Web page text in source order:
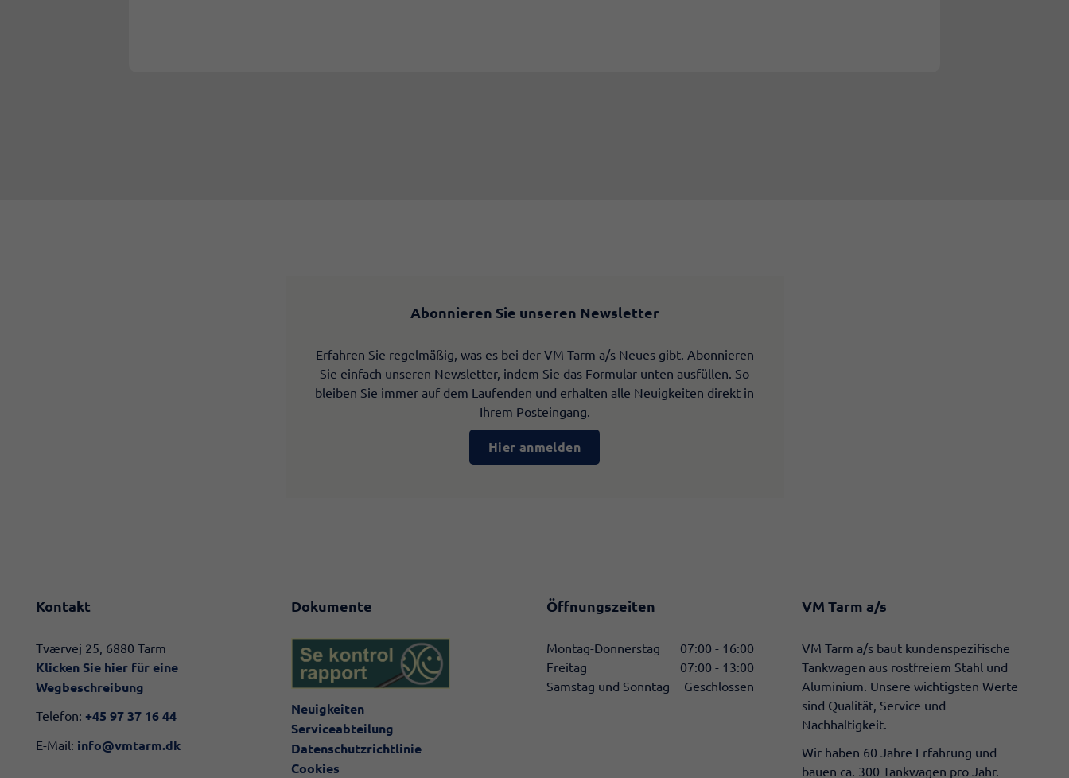
Abonnieren Sie unseren Newsletter
Erfahren Sie regelmäßig, was es bei der VM Tarm a/s Neues gibt. Abonnieren
Sie einfach unseren Newsletter, indem Sie das Formular unten ausfüllen. So
bleiben Sie immer auf dem Laufenden und erhalten alle Neuigkeiten direkt in
Ihrem Posteingang.
Hier anmelden
Kontakt
​​Tværvej 25, 6880 Tarm
Klicken Sie hier für eine
Wegbeschreibung​
Telefon: +45 97 37 16 44
E-Mail: info@vmtarm.dk
Dokumente
Neuigkeiten
Serviceabteilung
Datenschutzrichtlinie
Cookies
Öffnungszeiten
Montag-Donnerstag
07:00 - 16:00
Freitag
07:00 - 13:00
Samstag und Sonntag
Geschlossen
VM Tarm a/s
​VM Tarm a/s baut kundenspezifische
Tankwagen aus rostfreiem Stahl und
Aluminium. Unsere wichtigsten Werte
sind Qualität, Service und
Nachhaltigkeit.
Wir haben 60 Jahre Erfahrung und
bauen ca. 300 Tankwagen pro Jahr.